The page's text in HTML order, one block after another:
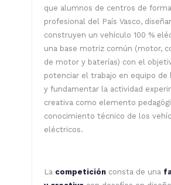
que alumnos de centros de
profesional del País Vasco,
construyen un vehículo 100 %
una base motriz común (motor,
de motor y baterías) con el
potenciar el trabajo en equipo de
y fundamentar la actividad
creativa como elemento
conocimiento técnico de los
eléctricos.
La competición consta de una